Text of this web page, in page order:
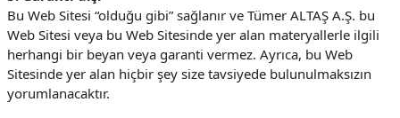
Bu Web Sitesi “olduğu gibi” sağlanır ve Tümer ALTAŞ A.Ş. bu
Web Sitesi veya bu Web Sitesinde yer alan materyallerle ilgili
herhangi bir beyan veya garanti vermez. Ayrıca, bu Web
Sitesinde yer alan hiçbir şey size tavsiyede bulunulmaksızın
yorumlanacaktır.